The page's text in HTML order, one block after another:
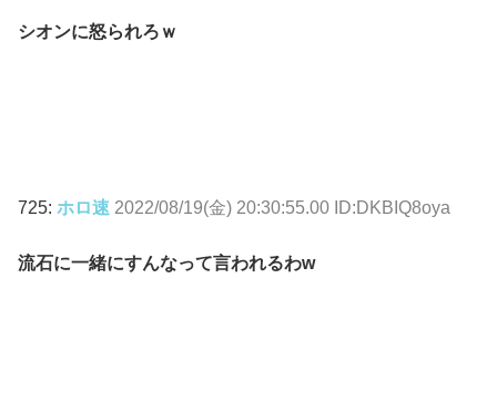
シオンに怒られろｗ
725: ホロ速 2022/08/19(金) 20:30:55.00 ID:DKBIQ8oya
流石に一緒にすんなって言われるわw